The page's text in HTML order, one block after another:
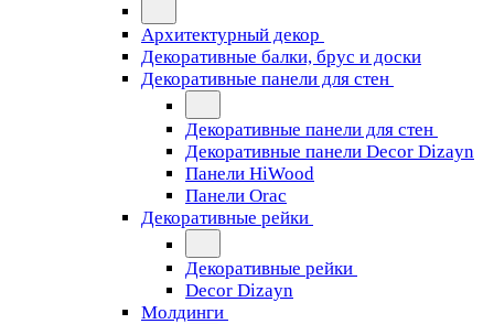
Архитектурный декор
Декоративные балки, брус и доски
Декоративные панели для стен
Декоративные панели для стен
Декоративные панели Decor Dizayn
Панели HiWood
Панели Orac
Декоративные рейки
Декоративные рейки
Decor Dizayn
Молдинги